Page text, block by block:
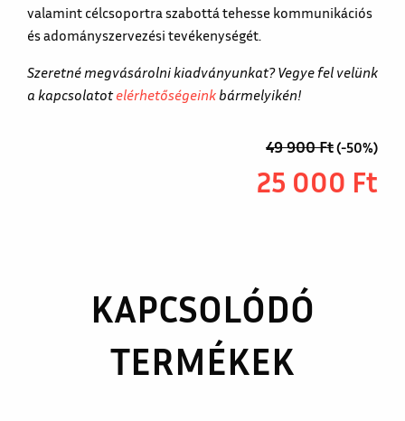
valamint célcsoportra szabottá tehesse kommunikációs
és adományszervezési tevékenységét.
Szeretné megvásárolni kiadványunkat? Vegye fel velünk
a kapcsolatotelérhetőségeinkbármelyikén!
49 900Ft(-50%)
25 000 Ft
KAPCSOLÓDÓ
TERMÉKEK